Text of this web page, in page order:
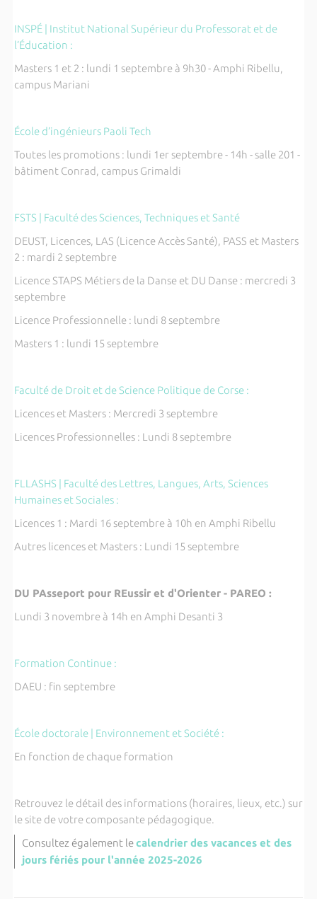
INSPÉ | Institut National Supérieur du Professorat et de
l’Éducation :
Masters 1 et 2 : lundi 1 septembre à 9h30 - Amphi Ribellu,
campus Mariani
École d’ingénieurs Paoli Tech
Toutes les promotions : lundi 1er septembre - 14h - salle 201 -
bâtiment Conrad, campus Grimaldi
FSTS | Faculté des Sciences, Techniques et Santé
DEUST, Licences, LAS (Licence Accès Santé), PASS et Masters
2 : mardi 2 septembre
Licence STAPS Métiers de la Danse et DU Danse : mercredi 3
septembre
Licence Professionnelle : lundi 8 septembre
Masters 1 : lundi 15 septembre
Faculté de Droit et de Science Politique de Corse :
Licences et Masters : Mercredi 3 septembre
Licences Professionnelles : Lundi 8 septembre
FLLASHS | Faculté des Lettres, Langues, Arts, Sciences
Humaines et Sociales :
Licences 1 : Mardi 16 septembre à 10h en Amphi Ribellu
Autres licences et Masters : Lundi 15 septembre
DU PAsseport pour REussir et d'Orienter - PAREO :
Lundi 3 novembre à 14h en Amphi Desanti 3
Formation Continue :
DAEU : fin septembre
École doctorale | Environnement et Société :
En fonction de chaque formation
Retrouvez le détail des informations (horaires, lieux, etc.) sur
le site de votre composante pédagogique.
Consultez également lecalendrier des vacances et des
jours fériés pour l'année 2025-2026